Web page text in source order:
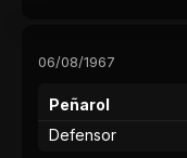
06/08/1967
Peñarol
Defensor